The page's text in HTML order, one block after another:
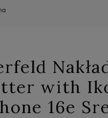
with
16e